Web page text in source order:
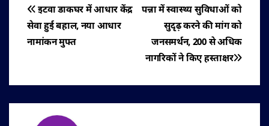
पोस्ट
नेविगेशन
पन्ना में स्वास्थ्य सुविधाओं को
सुदृढ़ करने की मांग को
जनसमर्थन, 200 से अधिक
नागरिकों ने किए हस्ताक्षर
इटवा डाकघर में आधार केंद्र
सेवा हुई बहाल, नया आधार
नामांकन मुफ्त